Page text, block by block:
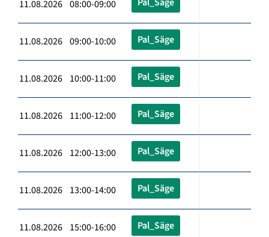
11.08.2026 08:00-09:00
11.08.2026 09:00-10:00 Pal_Säge
11.08.2026 10:00-11:00 Pal_Säge
11.08.2026 11:00-12:00 Pal_Säge
11.08.2026 12:00-13:00 Pal_Säge
11.08.2026 13:00-14:00 Pal_Säge
11.08.2026 15:00-16:00 Pal_Säge